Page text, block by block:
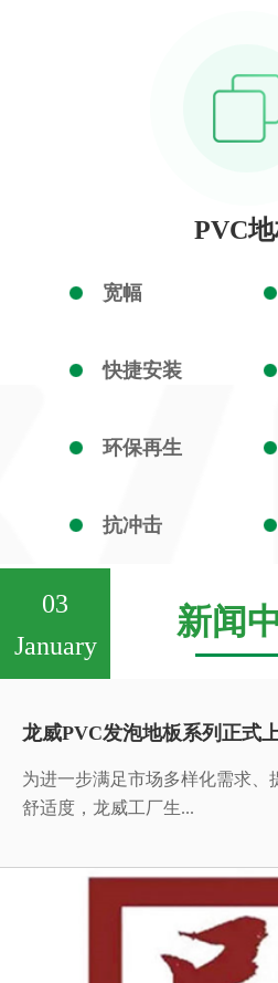
PVC
宽幅
快捷安装
环保再生
抗冲击
新闻
03
January
龙威PVC发泡地板系列正式
为进一步满足市场多样化需求、
舒适度，龙威工厂生...